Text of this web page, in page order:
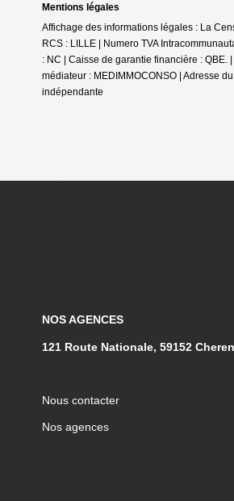
Mentions légales
Affichage des informations légales : La
RCS : LILLE | Numero TVA
: NC | Caisse de garantie financière : QBE.
médiateur : MEDIMMOCONSO | Adresse
indépendante
NOS AGENCES
121 Route Nationale, 59152
Nous contacter
Nos agences